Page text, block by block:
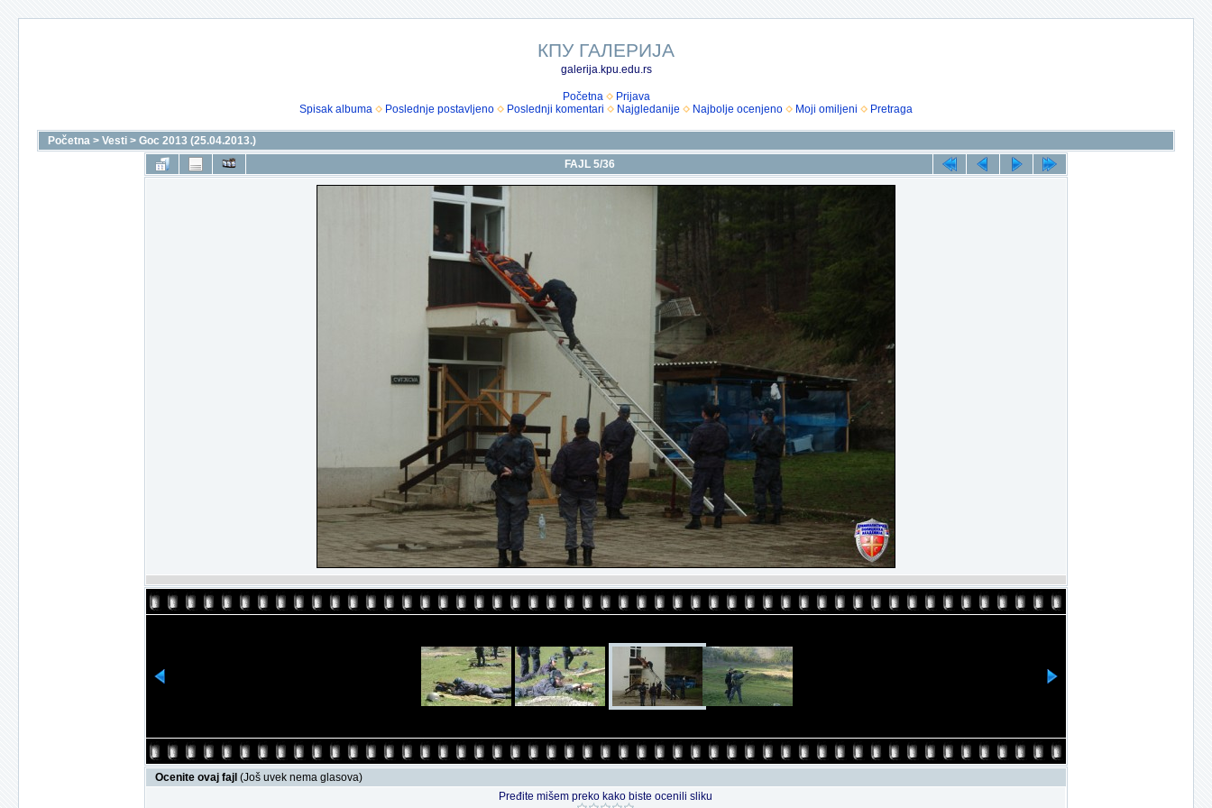
КПУ ГАЛЕРИЈА
galerija.kpu.edu.rs
Početna
Prijava
Spisak albuma
Poslednje postavljeno Poslednji komentari Najgledanije Najbolje ocenjeno Moji omiljeni Pretraga
Početna > Vesti > Goc 2013 (25.04.2013.)
FAJL 5/36
Ocenite ovaj fajl (Još uvek nema glasova)
Pređite mišem preko kako biste ocenili sliku